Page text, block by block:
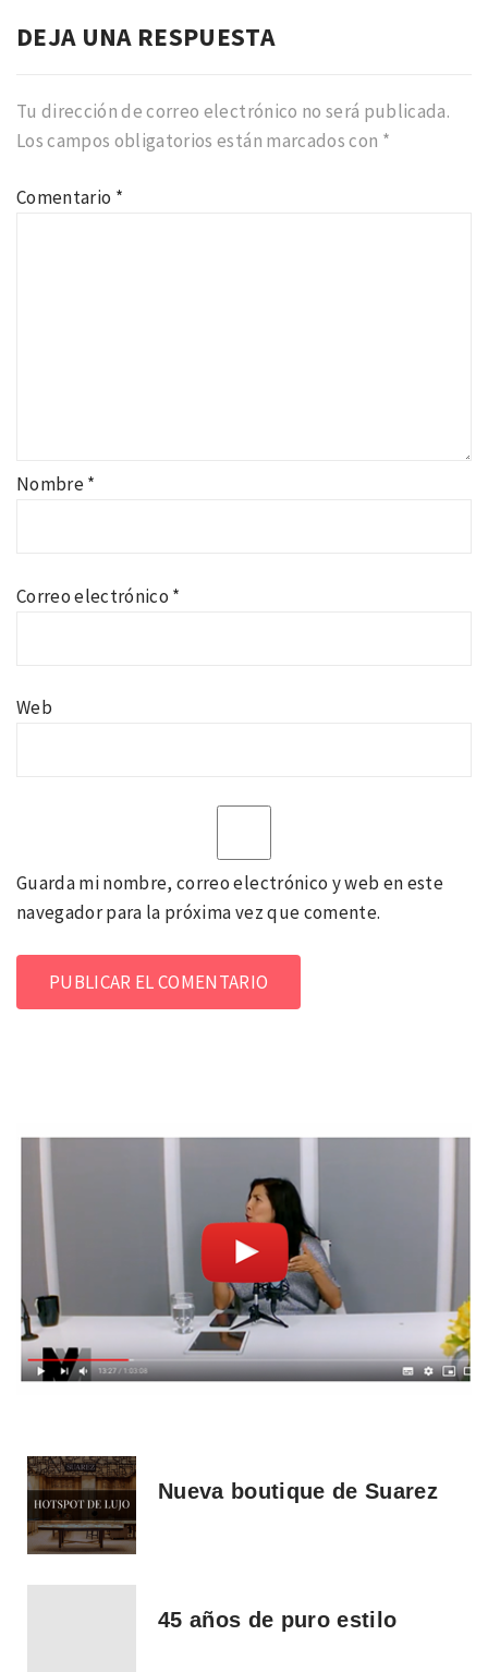
DEJA UNA RESPUESTA
Tu dirección de correo electrónico no será publicada.
Los campos obligatorios están marcados con *
Comentario *
Nombre*
Correo electrónico *
Web
Guarda mi nombre, correo electrónico y web en este
navegador para la próxima vez que comente.
Nueva boutique de Suarez
45 años de puro estilo